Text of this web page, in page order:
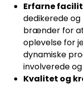
Erfarne
dedikerede
brænder for
oplevelse for
dynamiske
involverede
Kvalitet og